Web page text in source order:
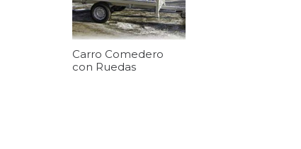
Carro Comedero
con Ruedas